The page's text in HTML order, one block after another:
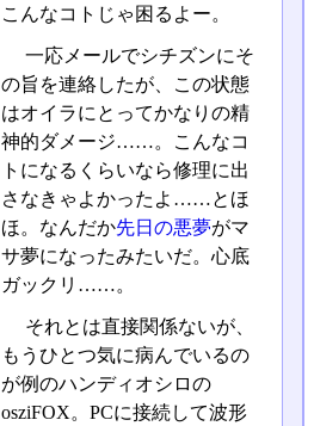
こんなコトじゃ困るよー。
一応メールでシチズンにそ
の旨を連絡したが、この状態
はオイラにとってかなりの精
神的ダメージ……。こんなコ
トになるくらいなら修理に出
さなきゃよかったよ……とほ
ほ。なんだか先日の悪夢がマ
サ夢になったみたいだ。心底
ガックリ……。
それとは直接関係ないが、
もうひとつ気に病んでいるの
が例のハンディオシロの
osziFOX。PCに接続して波形